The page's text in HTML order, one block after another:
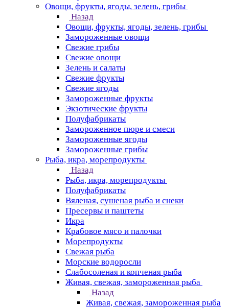
Овощи, фрукты, ягоды, зелень, грибы
Назад
Овощи, фрукты, ягоды, зелень, грибы
Замороженные овощи
Свежие грибы
Свежие овощи
Зелень и салаты
Свежие фрукты
Свежие ягоды
Замороженные фрукты
Экзотические фрукты
Полуфабрикаты
Замороженное пюре и смеси
Замороженные ягоды
Замороженные грибы
Рыба, икра, морепродукты
Назад
Рыба, икра, морепродукты
Полуфабрикаты
Вяленая, сушеная рыба и снеки
Пресервы и паштеты
Икра
Крабовое мясо и палочки
Морепродукты
Свежая рыба
Морские водоросли
Слабосоленая и копченая рыба
Живая, свежая, замороженная рыба
Назад
Живая, свежая, замороженная рыба